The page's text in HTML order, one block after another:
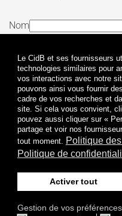
Le CidB et ses fournisseurs
technologies similaires pour
vos interactions avec notre
pouvons ainsi vous fournir
cadre de vos recherches et
site. Si cela vous convient,
pouvez aussi cliquer sur «
partage et voir nos
tout moment. Politique
Politique de
Activer tout
Gestion de vos
Nom
J’ai lu et j’accepte les
Politique de confidentialité
Je m'abonne